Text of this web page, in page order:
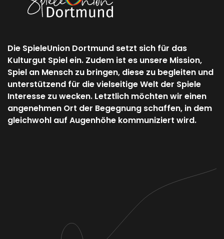
Die SpieleUnion Dortmund setzt sich für das
Kulturgut Spiel ein. Zudem ist es unsere Mission,
Spiel an Mensch zu bringen, diese zu begleiten und
unterstützend für die vielseitige Welt der Spiele
Interesse zu wecken. Letztlich möchten wir einen
angenehmen Ort der Begegnung schaffen, in dem
gleichwohl auf Augenhöhe kommuniziert wird.